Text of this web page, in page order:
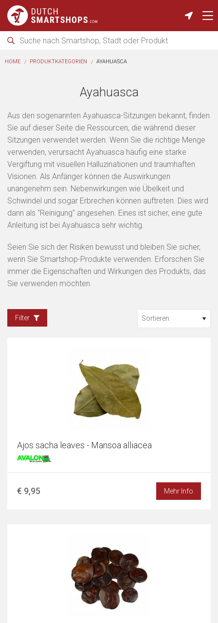
HOME PRODUKTKATEGORIEN AYAHUASCA
Ayahuasca
Aus den sogenannten Ayahuasca-Sitzungen bekannt, finden
Sie auf dieser Seite die Ressourcen, die während dieser
Sitzungen verwendet werden. Wenn Sie die richtige Menge
verwenden, verursacht Ayahuasca häufig eine starke
Vergiftung mit visuellen Halluzinationen und traumhaften
Visionen. Als Anfänger können die Auswirkungen
unangenehm sein. Nebenwirkungen wie Übelkeit und
Schwindel und sogar Erbrechen können auftreten. Dies wird
dann als "Reinigung" angesehen. Eines ist sicher, eine gute
Anleitung ist bei Ayahuasca sehr wichtig.
Seien Sie sich der Risiken bewusst und bleiben Sie sicher,
wenn Sie Smartshop-Produkte verwenden. Erforschen Sie
immer die Eigenschaften und Wirkungen des Produkts, das
Sie verwenden möchten.
Filter
Ajos sacha leaves - Mansoa alliacea
€ 9,95 Mehr Info